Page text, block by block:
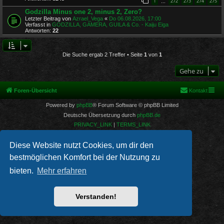
Diese Website nutzt Cookies, um dir den
bestmöglichen Komfort bei der Nutzung zu
bieten. Mehr erfahren
Verstanden!
Godzilla Minus one 2, minus 2, Zero?
Letzter Beitrag von Azrael_Vega « Do 06.08.2026, 17:00
Verfasst in GODZILLA, GAMERA, GUILA & Co. - Kaiju Eiga
Antworten: 22
Die Suche ergab 2 Treffer • Seite 1von 1
Gehe zu
Foren-Übersicht Kontakt
Powered by phpBB® Forum Software © phpBB Limited
Deutsche Übersetzung durch phpBB.de
PRIVACY_LINK| TERMS_LINK